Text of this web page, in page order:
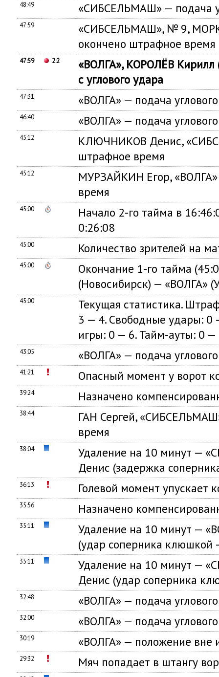
48:49 «СИБСЕЛЬМАШ» — подача
47:59
«СИБСЕЛЬМАШ», № 9,
окончено штрафное время
47:59 2:2
«ВОЛГА», КОРОЛЁВ
с углового удара
47:31 «ВОЛГА» — подача
46:40 «ВОЛГА» — подача
45:12
КЛЮЧНИКОВ Денис,
штрафное время
45:12
МУРЗАЙКИН Егор,
время
45:00
Начало 2-го тайма в
0:26:08
45:00 Количество зрителей на
45:00
Окончание 1-го тайма
(Новосибирск) — «ВОЛГА»
45:00
Текущая статистика.
3 — 4. Свободные удары: 0
игры: 0 — 6. Тайм-ауты: 0 —
43:05 «ВОЛГА» — подача
41:21 Опасный момент у ворот
39:24 Назначено
38:44
ГАН Сергей,
время
38:04
Удаление на 10 минут —
Денис (задержка
36:13 Голевой момент упускает
35:56 Назначено
35:11
Удаление на 10 минут —
(удар соперника клюшкой
35:11
Удаление на 10 минут —
Денис (удар соперника
32:48 «ВОЛГА» — подача
32:00 «ВОЛГА» — подача
30:19 «ВОЛГА» — положение вне
29:32 Мяч попадает в штангу